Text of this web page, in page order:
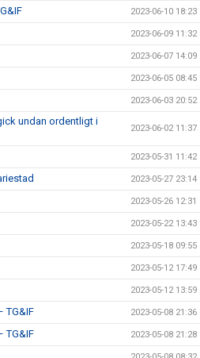
2023-06-10 18:23
2023-06-09 11:32
2023-06-07 14:09
2023-06-05 08:45
2023-06-03 20:52
undan ordentligt i
2023-06-02 11:37
2023-05-31 11:42
2023-05-27 23:14
2023-05-26 12:31
2023-05-22 13:43
2023-05-18 09:55
2023-05-12 17:49
2023-05-12 13:59
TG&IF 2023-05-08 21:36
TG&IF 2023-05-08 21:28